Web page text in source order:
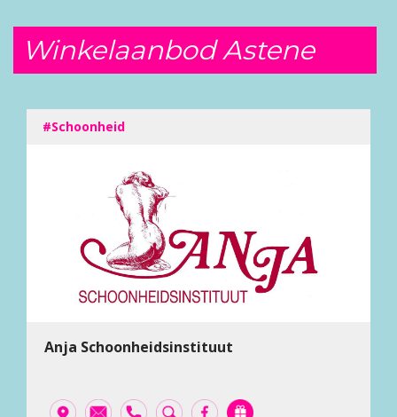
Winkelaanbod Astene
#Schoonheid
Anja Schoonheidsinstituut